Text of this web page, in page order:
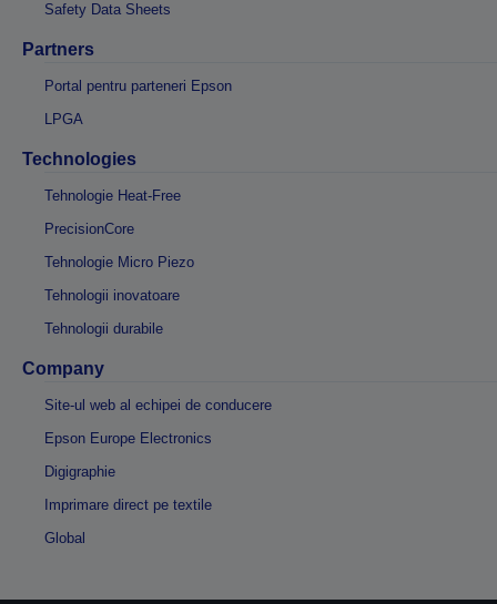
Safety Data Sheets
Partners
Portal pentru parteneri Epson
LPGA
Technologies
Tehnologie Heat-Free
PrecisionCore
Tehnologie Micro Piezo
Tehnologii inovatoare
Tehnologii durabile
Company
Site-ul web al echipei de conducere
Epson Europe Electronics
Digigraphie
Imprimare direct pe textile
Global